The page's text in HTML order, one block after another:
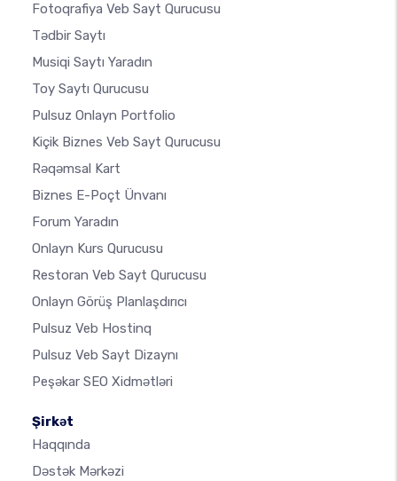
Fotoqrafiya Veb Sayt Qurucusu
Tədbir Saytı
Musiqi Saytı Yaradın
Toy Saytı Qurucusu
Pulsuz Onlayn Portfolio
Kiçik Biznes Veb Sayt Qurucusu
Rəqəmsal Kart
Biznes E-Poçt Ünvanı
Forum Yaradın
Onlayn Kurs Qurucusu
Restoran Veb Sayt Qurucusu
Onlayn Görüş Planlaşdırıcı
Pulsuz Veb Hostinq
Pulsuz Veb Sayt Dizaynı
Peşəkar SEO Xidmətləri
Şirkət
Haqqında
Dəstək Mərkəzi